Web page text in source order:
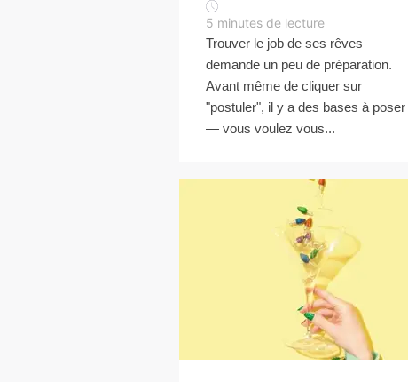
5 minutes de lecture
Trouver le job de ses rêves
demande un peu de préparation.
Avant même de cliquer sur
"postuler", il y a des bases à poser
— vous voulez vous...